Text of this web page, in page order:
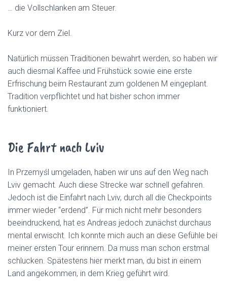
… die Vollschlanken am Steuer.
Kurz vor dem Ziel.
Natürlich müssen Traditionen bewahrt werden, so haben wir
auch diesmal Kaffee und Frühstück sowie eine erste
Erfrischung beim Restaurant zum goldenen M eingeplant.
Tradition verpflichtet und hat bisher schon immer
funktioniert.
Die Fahrt nach Lviv
In Przemyśl umgeladen, haben wir uns auf den Weg nach
Lviv gemacht. Auch diese Strecke war schnell gefahren.
Jedoch ist die Einfahrt nach Lviv, durch all die Checkpoints
immer wieder “erdend”. Für mich nicht mehr besonders
beeindruckend, hat es Andreas jedoch zunächst durchaus
mental erwischt. Ich konnte mich auch an diese Gefühle bei
meiner ersten Tour erinnern. Da muss man schon erstmal
schlucken. Spätestens hier merkt man, du bist in einem
Land angekommen, in dem Krieg geführt wird.